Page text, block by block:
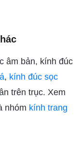
âm bản, kính đúc
, kính đúc sọc
trên trục. Xem
nhóm kính trang